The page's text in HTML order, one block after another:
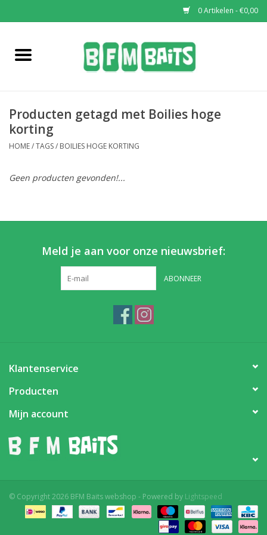
0 Artikelen - €0,00
Home
Pop-Ups
Bulk Deals
Partikels & Pellets
Producten getagd met Boilies hoge
korting
HOME/TAGS/ BOILIES HOGE KORTING
Geen producten gevonden!...
Meld je aan voor onze nieuwsbrief:
ABONNEER
Klantenservice
Producten
Mijn account
© Copyright 2026 BFM Baits webshop - Powered by Lightspeed